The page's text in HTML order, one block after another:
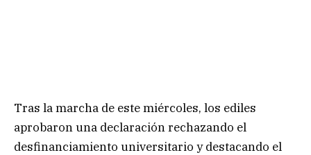
Tras la marcha de este miércoles, los ediles
aprobaron una declaración rechazando el
desfinanciamiento universitario y destacando el